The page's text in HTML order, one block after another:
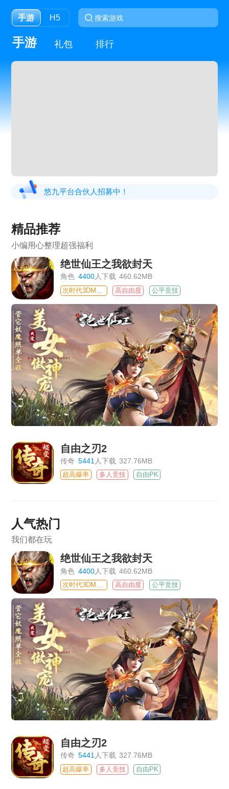
手游 H5
手游 礼包 排行
悠九平台合伙人招募中！
精品推荐
小编用心整理超强福利
绝世仙王之我欲封天
角色 4400人下载 460.62MB
高自由度 公平竞技
自由之刃2
传奇 5441 人下载 327.76MB
超高爆率 多人竞技 自由PK
人气热门
我们都在玩
绝世仙王之我欲封天
角色 4400人下载 460.62MB
高自由度 公平竞技
自由之刃2
传奇 5441人下载 327.76MB
超高爆率 多人竞技 自由PK